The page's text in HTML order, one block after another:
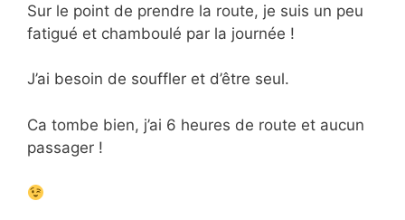
Sur le point de prendre la route, je suis un peu
fatigué et chamboulé par la journée !
J’ai besoin de souffler et d’être seul.
Ca tombe bien, j’ai 6 heures de route et aucun
passager !